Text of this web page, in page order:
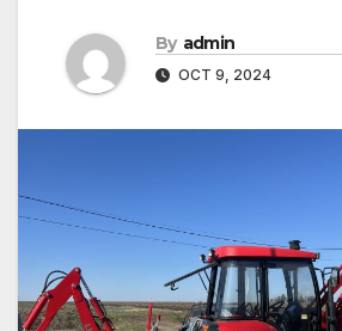
By admin
OCT 9, 2024